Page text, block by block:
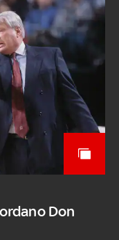
Don